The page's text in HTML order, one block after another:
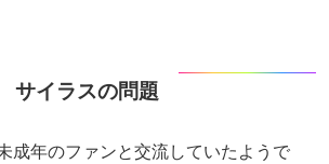
サイラスの問題
成年のファンと交流していたようで